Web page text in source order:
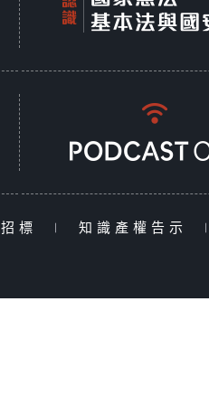
招標 | 知識產權告示 |